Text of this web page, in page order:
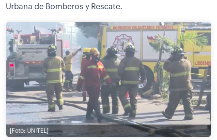
Urbana de Bomberos y Rescate.
[Foto: UNITEL]